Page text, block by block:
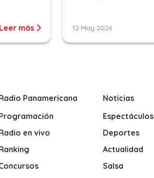
Leer más 12 May 2026
Panamericana
en vivo
Noticias
Espectáculos
Deportes
Actualidad
Salsa